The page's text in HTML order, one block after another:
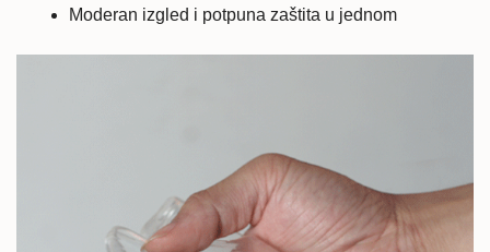
Moderan izgled i potpuna zaštita u jednom